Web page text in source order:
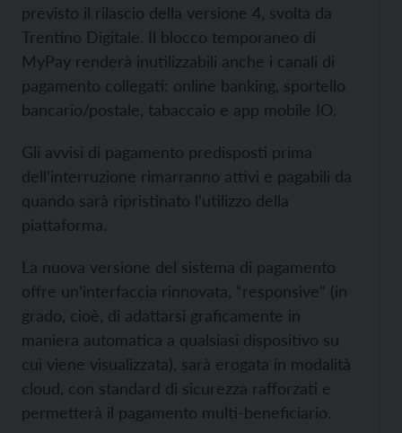
previsto il rilascio della versione 4, svolta da
Trentino Digitale. Il blocco temporaneo di
MyPay renderà inutilizzabili anche i canali di
pagamento collegati: online banking, sportello
bancario/postale, tabaccaio e app mobile IO.
Gli avvisi di pagamento predisposti prima
dell’interruzione rimarranno attivi e pagabili da
quando sarà ripristinato l’utilizzo della
piattaforma.
La nuova versione del sistema di pagamento
offre un’interfaccia rinnovata, “responsive” (in
grado, cioè, di adattarsi graficamente in
maniera automatica a qualsiasi dispositivo su
cui viene visualizzata), sarà erogata in modalità
cloud, con standard di sicurezza rafforzati e
permetterà il pagamento multi-beneficiario.